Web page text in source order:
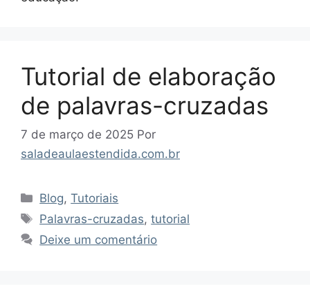
Tutorial de elaboração
de palavras-cruzadas
7 de março de 2025 Por
saladeaulaestendida.com.br
Categorias
Blog,Tutoriais
Tags
Palavras-cruzadas,tutorial
Deixe um comentário